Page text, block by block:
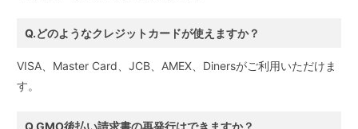
Q.どのようなクレジットカードが使えますか？
VISA、Master Card、JCB、AMEX、Dinersがご利用いただけま
す。
Q.GMO後払い請求書の再発行はできますか？